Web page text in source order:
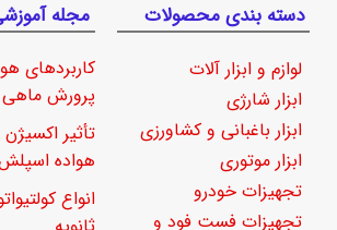
دسته بندی محصولات
لوازم و ابزار آلات
ابزار شارژی
ابزار باغبانی و کشاورزی
ابزار موتوری
تجهیزات خودرو
تجهیزات فست فود و
مجله
کاربردهای
پرورش ماهی
تأثیر
هواده
انواع